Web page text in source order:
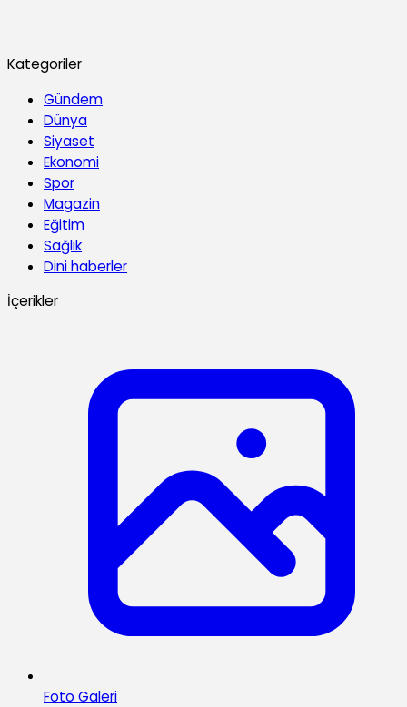
Kategoriler
Gündem
Dünya
Siyaset
Ekonomi
Spor
Magazin
Eğitim
Sağlık
Dini haberler
İçerikler
Foto Galeri